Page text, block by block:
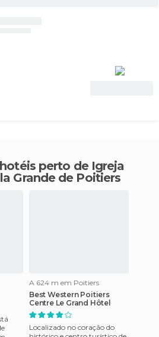
Grande de Poitiers
A 624 m em Poitiers
Best Western Poitiers
Centre Le Grand Hôtel
Localizado no coração do